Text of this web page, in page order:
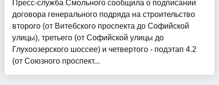
Пресс-служба Смольного сообщила о подписании
договора генерального подряда на строительство
второго (от Витебского проспекта до Софийской
улицы), третьего (от Софийской улицы до
Глухоозерского шоссее) и четвертого - подэтап 4.2
(от Союзного проспект...